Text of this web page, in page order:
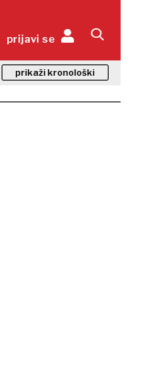
prijavi se
prikaži kronološki